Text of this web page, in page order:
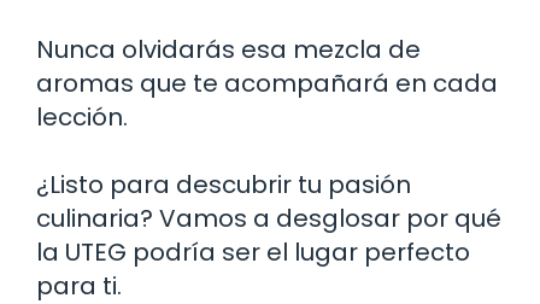
Nunca olvidarás esa mezcla de
aromas que te acompañará en cada
lección.
¿Listo para descubrir tu pasión
culinaria? Vamos a desglosar por qué
la UTEG podría ser el lugar perfecto
para ti.